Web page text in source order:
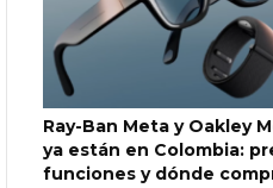
Ray-Ban Meta y Oakley
ya están en Colombia:
funciones y dónde